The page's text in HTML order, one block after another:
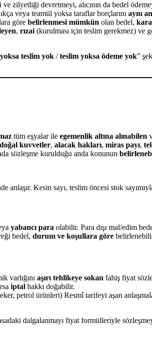
ve zilyetliği devretmeyi, alıcının da bedel
veya teamül yoksa taraflar borçlarını aynı
göre belirlenmesi mümkün olan bedel,
, rızai (kurulması için teslim gerekmez) ve
teslim yok /teslim yoksa ödeme yok”
tüm eşyalar ile egemenlik altına alınabilen
doğal kuvvetler, alacak hakları, miras payı,
sözleşme kurulduğu anda konunun
anlaşır. Kesin sayı, teslim öncesi stok
yabancı para olabilir. Para dışı mal/edim
bedel, durum ve koşullara göre
varlığını aşırı tehlikeye sokan fahiş fiyat
iptal hakkı doğabilir.
petrol ürünleri) Resmî tarifeyi aşan
dalgalanmayı fiyat formülleriyle